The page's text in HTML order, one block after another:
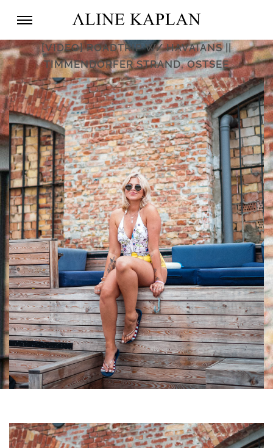
[VIDEO] ROADTRIP W/ HAVAIANS ||
TIMMENDORFER STRAND, OSTSEE